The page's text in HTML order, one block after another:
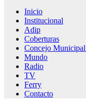
Inicio
Institucional
Adip
Coberturas
Concejo Municipal
Mundo
Radio
TV
Ferry
Contacto